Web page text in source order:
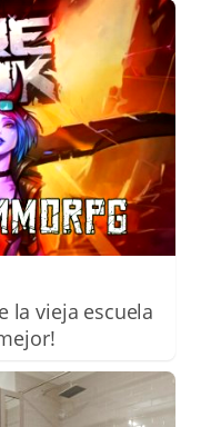
la vieja escuela